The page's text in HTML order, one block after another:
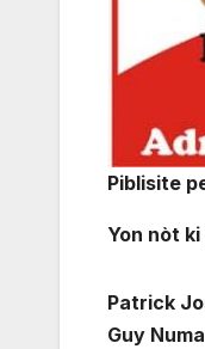
Piblisite
Yon nòt
Patrick
Guy Numa